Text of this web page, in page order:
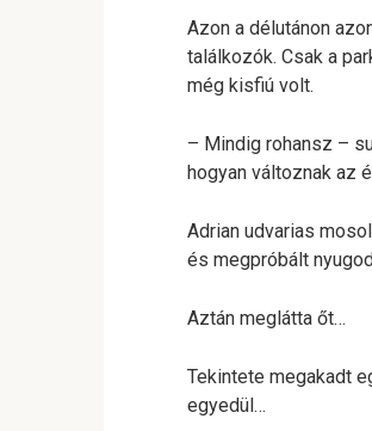
Azon a délutánon
találkozók. Csak a
még kisfiú volt.
– Mindig rohansz –
hogyan változnak az
Adrian udvarias
és megpróbált
Aztán meglátta őt…
Tekintete megakadt
egyedül…